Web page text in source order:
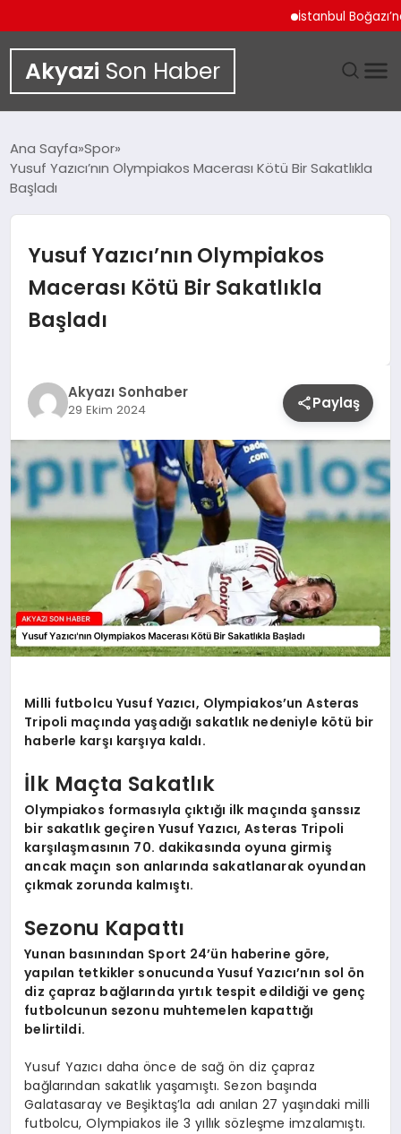
İstanbul Boğazı’ndan
Akyazi Son Haber
SIYASET
SPOR
YAŞAM
Ana Sayfa Spor
Yusuf Yazıcı’nın Olympiakos Macerası Kötü Bir Sakatlıkla
Başladı
Yusuf Yazıcı’nın Olympiakos
Macerası Kötü Bir Sakatlıkla
Başladı
Akyazı Sonhaber
29 Ekim 2024 Paylaş
Milli futbolcu Yusuf Yazıcı, Olympiakos’un Asteras
Tripoli maçında yaşadığı sakatlık nedeniyle kötü bir
haberle karşı karşıya kaldı.
İlk Maçta Sakatlık
Olympiakos formasıyla çıktığı ilk maçında şanssız
bir sakatlık geçiren Yusuf Yazıcı, Asteras Tripoli
karşılaşmasının 70. dakikasında oyuna girmiş
ancak maçın son anlarında sakatlanarak oyundan
çıkmak zorunda kalmıştı.
Sezonu Kapattı
Yunan basınından Sport 24’ün haberine göre,
yapılan tetkikler sonucunda Yusuf Yazıcı’nın sol ön
diz çapraz bağlarında yırtık tespit edildiği ve genç
futbolcunun sezonu muhtemelen kapattığı
belirtildi.
Yusuf Yazıcı daha önce de sağ ön diz çapraz
bağlarından sakatlık yaşamıştı. Sezon başında
Galatasaray ve Beşiktaş’la adı anılan 27 yaşındaki milli
futbolcu, Olympiakos ile 3 yıllık sözleşme imzalamıştı.